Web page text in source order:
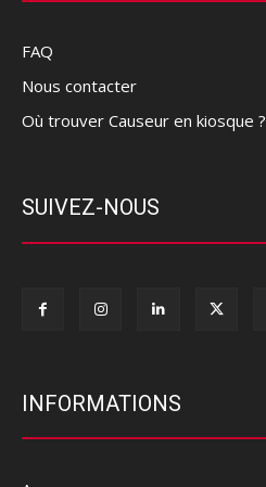
FAQ
Nous contacter
Où trouver Causeur en kiosque ?
SUIVEZ-NOUS
INFORMATIONS